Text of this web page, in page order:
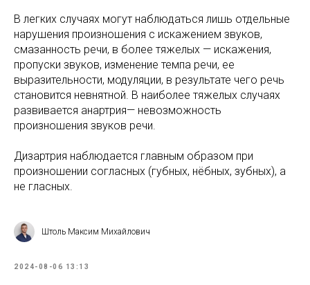
В легких случаях могут наблюдаться лишь отдельные
нарушения произношения с искажением звуков,
смазанность речи, в более тяжелых — искажения,
пропуски звуков, изменение темпа речи, ее
выразительности, модуляции, в результате чего речь
становится невнятной. В наиболее тяжелых случаях
развивается анартрия— невозможность
произношения звуков речи.
Дизартрия наблюдается главным образом при
произношении согласных (губных, нёбных, зубных), а
не гласных.
Штоль Максим Михайлович
2024-08-06 13:13